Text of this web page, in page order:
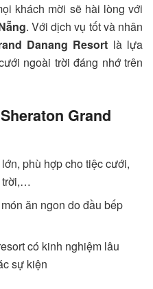
khách mời sẽ hài lòng với
. Với dịch vụ tốt và nhân
Danang Resort là lựa
ngoài trời đáng nhớ trên
Sheraton Grand
phù hợp cho tiệc cưới,
trời,…
ăn ngon do đầu bếp
có kinh nghiệm lâu
sự kiện